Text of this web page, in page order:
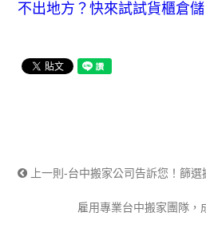
不出地方？快來試試貨櫃倉儲
上一則-台中搬家公司告訴您！篩
雇用專業台中搬家團隊，